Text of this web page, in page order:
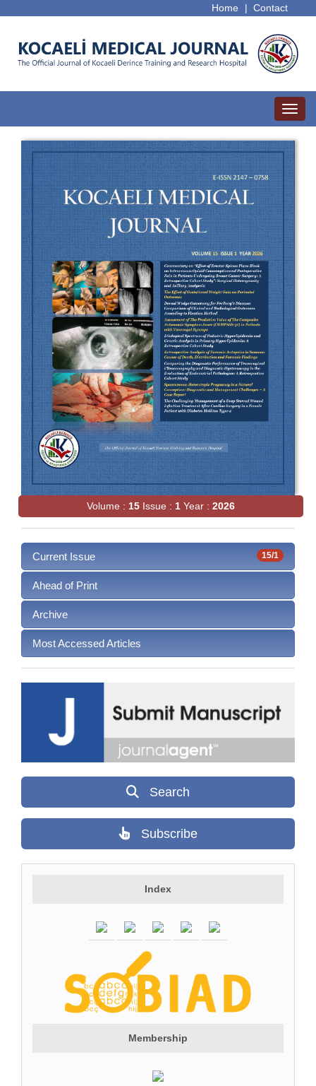
Contact
Home |
Volume : 15Issue : 1Year : 2026
15/1
Current Issue
Ahead of Print
Archive
Most Accessed Articles
Search
Subscribe
Index
Membership